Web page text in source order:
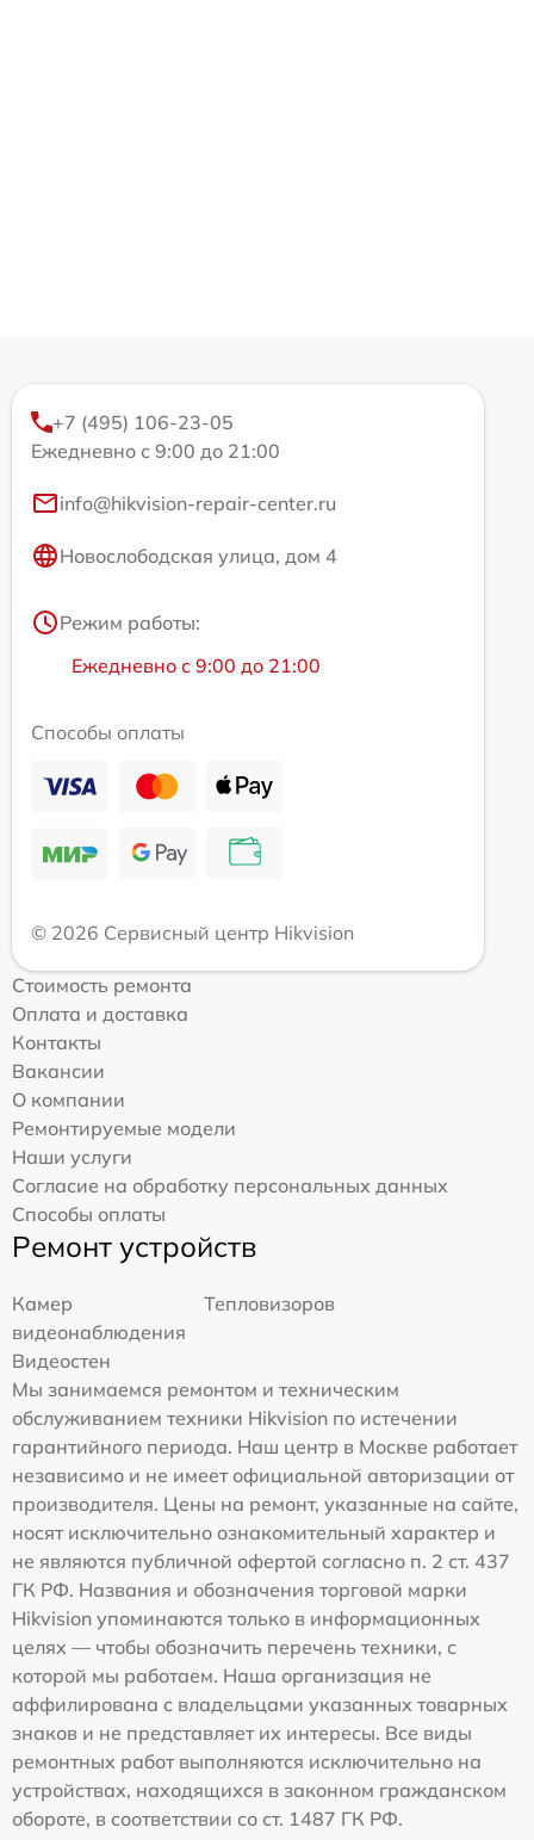
+7 (495) 106-23-05
Ежедневно с 9:00 до 21:00
info@hikvision-repair-center.ru
Новослободская улица, дом 4
Режим работы:
Ежедневно с 9:00 до 21:00
Способы оплаты
© 2026 Сервисный центр Hikvision
Стоимость ремонта
Оплата и доставка
Контакты
Вакансии
О компании
Ремонтируемые модели
Наши услуги
Согласие на обработку персональных данных
Способы оплаты
Ремонт устройств
Камер
видеонаблюдения
Тепловизоров
Видеостен
Мы занимаемся ремонтом и техническим
обслуживанием техники Hikvision по истечении
гарантийного периода. Наш центр в Москве работает
независимо и не имеет официальной авторизации от
производителя. Цены на ремонт, указанные на сайте,
носят исключительно ознакомительный характер и
не являются публичной офертой согласно п. 2 ст. 437
ГК РФ. Названия и обозначения торговой марки
Hikvision упоминаются только в информационных
целях — чтобы обозначить перечень техники, с
которой мы работаем. Наша организация не
аффилирована с владельцами указанных товарных
знаков и не представляет их интересы. Все виды
ремонтных работ выполняются исключительно на
устройствах, находящихся в законном гражданском
обороте, в соответствии со ст. 1487 ГК РФ.